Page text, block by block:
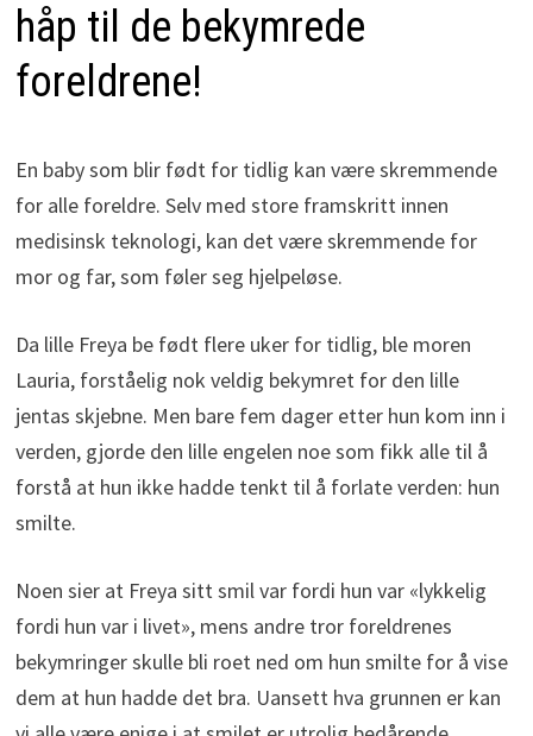
håp til de bekymrede
foreldrene!
En baby som blir født for tidlig kan være skremmende
for alle foreldre. Selv med store framskritt innen
medisinsk teknologi, kan det være skremmende for
mor og far, som føler seg hjelpeløse.
Da lille Freya be født flere uker for tidlig, ble moren
Lauria, forståelig nok veldig bekymret for den lille
jentas skjebne. Men bare fem dager etter hun kom inn i
verden, gjorde den lille engelen noe som fikk alle til å
forstå at hun ikke hadde tenkt til å forlate verden: hun
smilte.
Noen sier at Freya sitt smil var fordi hun var «lykkelig
fordi hun var i livet», mens andre tror foreldrenes
bekymringer skulle bli roet ned om hun smilte for å vise
dem at hun hadde det bra. Uansett hva grunnen er kan